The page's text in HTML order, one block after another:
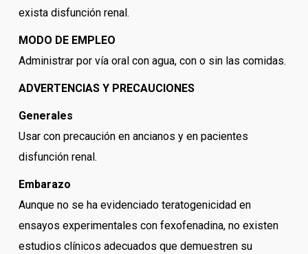
exista disfunción renal.
MODO DE EMPLEO
Administrar por vía oral con agua, con o sin las comidas.
ADVERTENCIAS Y PRECAUCIONES
Generales
Usar con precaución en ancianos y en pacientes
disfunción renal.
Embarazo
Aunque no se ha evidenciado teratogenicidad en
ensayos experimentales con fexofenadina, no existen
estudios clínicos adecuados que demuestren su